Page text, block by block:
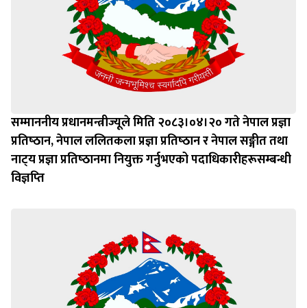
सम्माननीय प्रधानमन्त्रीज्यूले मिति २०८३।०४।२० गते नेपाल प्रज्ञा
प्रतिष्‍ठान, नेपाल ललितकला प्रज्ञा प्रतिष्‍ठान र नेपाल सङ्गीत तथा
नाट्‍य प्रज्ञा प्रतिष्‍ठानमा नियुक्त गर्नुभएको पदाधिकारीहरूसम्बन्धी
विज्ञप्‍ति